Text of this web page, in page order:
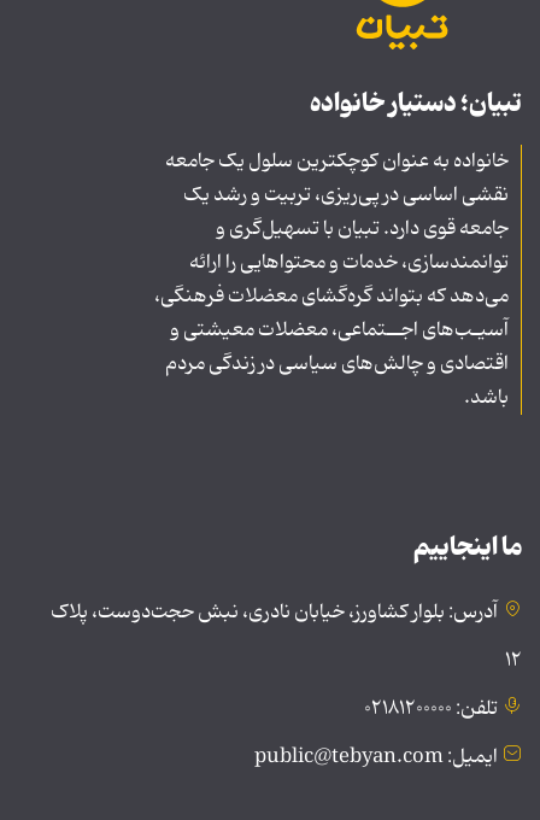
تبیان؛ دستیار خانواده
خانواده به عنوان کوچکترین سلول یک جامعه
نقشی اساسی در پی‌ریزی، تربیت و رشد یک
جامعه قوی دارد. تبیان با تسهیل‌گری و
توانمندسازی، خدمات و محتواهایی را ارائه
می‌دهد که بتواند گره‌گشای معضلات فرهنگی،
آسیـب‌های اجــتماعی، معضلات معیشتی و
اقتصادی و چالش‌های سیاسی در زندگی مردم
باشد.
ما اینجاییم
آدرس: بلوار کشاورز، خیابان نادری، نبش حجت‌دوست، پلاک
۱۲
تلفن: ۰۲۱۸۱۲۰۰۰۰۰
ایمیل: public@tebyan.com